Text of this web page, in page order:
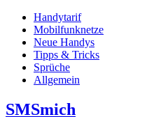
Handytarif
Mobilfunknetze
Neue Handys
Tipps & Tricks
Sprüche
Allgemein
SMSmich